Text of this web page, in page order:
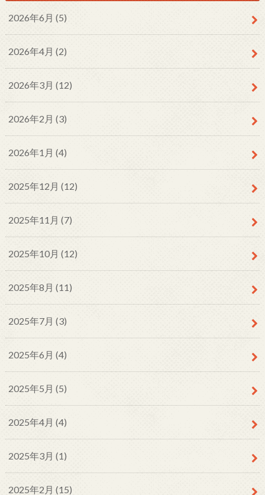
2026年6月 (5)
2026年4月 (2)
2026年3月 (12)
2026年2月 (3)
2026年1月 (4)
2025年12月 (12)
2025年11月 (7)
2025年10月 (12)
2025年8月 (11)
2025年7月 (3)
2025年6月 (4)
2025年5月 (5)
2025年4月 (4)
2025年3月 (1)
2025年2月 (15)